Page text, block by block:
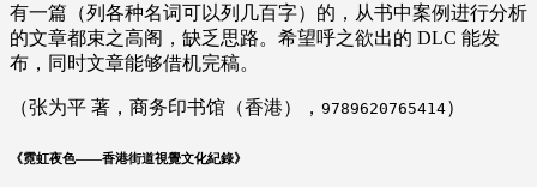
有一篇（列各种名词可以列几百字）的，从书中案例进行分析
的文章都束之高阁，缺乏思路。希望呼之欲出的 DLC 能发
布，同时文章能够借机完稿。
（张为平 著，商务印书馆（香港）， 9789620765414）
《霓虹夜色——香港街道視覺文化紀錄》